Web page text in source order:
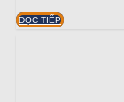
ĐỌC TIẾP